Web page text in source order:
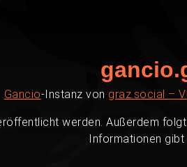
Gancio-Instanz von graz.social –
werden. Außerdem
Informationen gibt